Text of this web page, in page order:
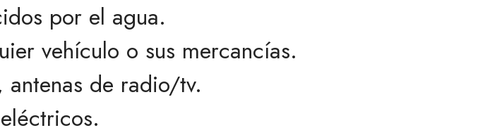
por el agua.
vehículo o sus mercancías.
de radio/tv.